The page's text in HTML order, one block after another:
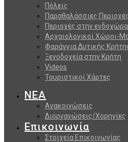
Πόλεις
Παραθαλάσσιες
Περιοχές στην ενδοχώρα
Αρχαιολογικοί Χώροι-
Φαράγγια Δυτικής
Ξενοδοχεία στην Κρήτη
Videos
Τουριστικοί Χάρτες
ΝΕΑ
Ανακοινώσεις
Διοργανώσεις/Χορηγίες
Επικοινωνία
Στοιχεία Επικοινωνίας